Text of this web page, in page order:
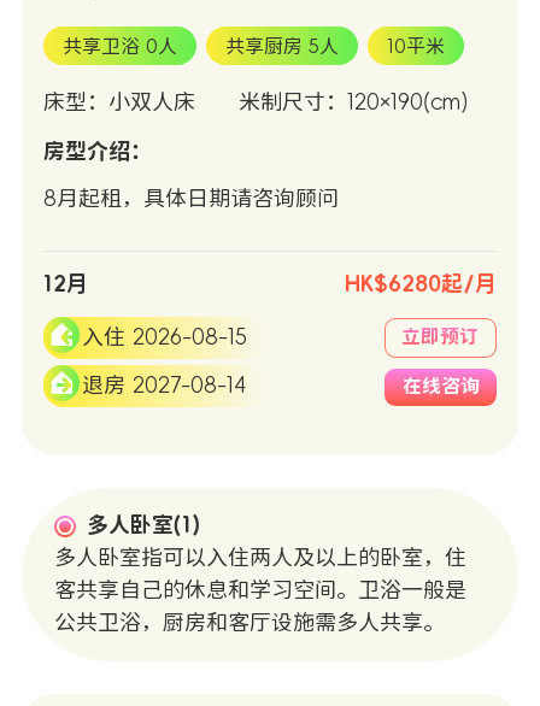
共享卫浴 0人 共享厨房 5人 10平米
床型：小双人床 米制尺寸：120×190(cm)
房型介绍：
8月起租，具体日期请咨询顾问
12月 HK$6280起/月
入住 2026-08-15
退房 2027-08-14
立即预订
在线咨询
多人卧室(1)
多人卧室指可以入住两人及以上的卧室，住
客共享自己的休息和学习空间。卫浴一般是
公共卫浴，厨房和客厅设施需多人共享。